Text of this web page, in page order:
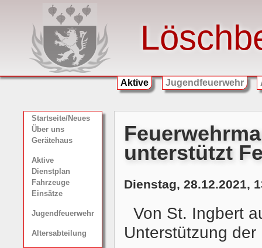
Aktive Jugendfeuerwehr
Startseite/Neues
Über uns
Gerätehaus
Aktive
Dienstplan
Fahrzeuge
Einsätze
Jugendfeuerwehr
Altersabteilung
unterstützt
Dienstag, 28.12.2021,
Von St. Ingbert
Unterstützung der